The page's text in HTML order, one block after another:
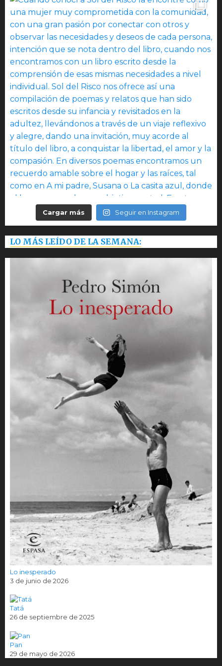
Cargar más Seguir en Instagram
LO MÁS LEÍDO DE LA SEMANA:
Lo inesperado
3 de junio de 2026
Tatá
26 de septiembre de 2025
Pan
29 de mayo de 2026